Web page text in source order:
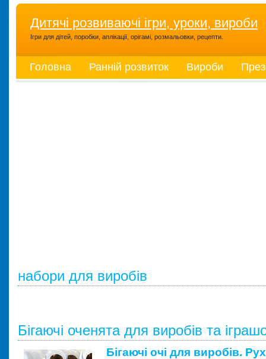
Дитячі розвиваючі ігри, уроки, вироби
Ігри для дітей, поробки, аплікації, орігамі, розмальовки, рецепти.
Головна Ранній розвиток Вироби
набори для виробів
Бігаючі оченята для виробів та
Бігаючі очі для виробів.